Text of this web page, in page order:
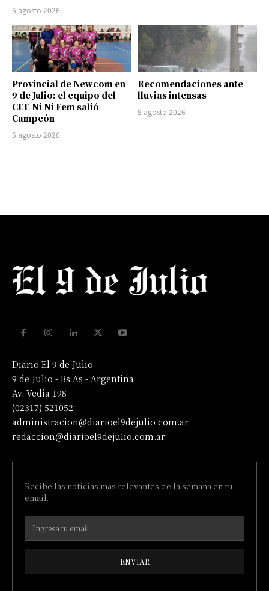
5 agosto 2026
Provincial de Newcom en
9 de Julio: el equipo del
CEF Ni Ni Fem salió
Campeón
5 agosto 2026
Recomendaciones ante
lluvias intensas
5 agosto 2026
Diario El 9 de Julio
9 de Julio - Bs As - Argentina
Av. Vedia 198
(02317) 521052
administracion@diarioel9dejulio.com.ar
redaccion@diarioel9dejulio.com.ar
Recibe las noticias mas relevantes de la semana en tu
email.
ENVIAR